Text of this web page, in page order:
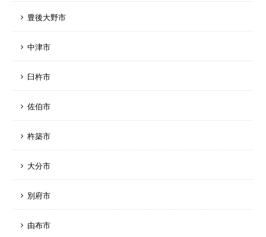
豊後大野市
中津市
臼杵市
佐伯市
杵築市
大分市
別府市
由布市